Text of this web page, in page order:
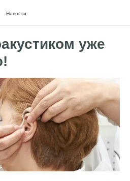
Новости
уже